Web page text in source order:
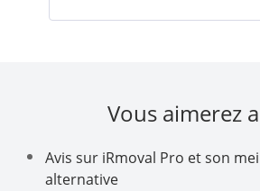
Vous aimerez
Avis sur iRmoval Pro et son
alternative